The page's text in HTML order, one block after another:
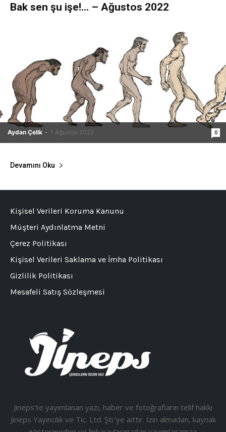
Bak sen şu işe!… – Ağustos 2022
Aydan Çelik - 1 Ağustos 2022 0
Devamını Oku
Jineps’te yayımlanan yazı, haber ve fotoğrafların telif hakkı
Jineps Yayıncılık ve Tic. Ltd. Şti.’ye aittir. İzin almadan, kaynak
Kişisel Verileri Koruma Kanunu
Müşteri Aydınlatma Metni
Çerez Politikası
Kişisel Verileri Saklama ve İmha Politikası
Gizlilik Politikası
Mesafeli Satış Sözleşmesi